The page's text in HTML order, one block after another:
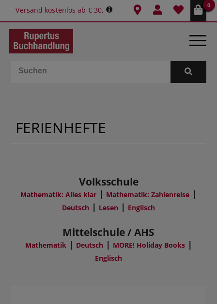
Versand kostenlos ab € 30,-
0
BÜCHER
SPIELE
FERIENHEFTE
Volksschule
Mathematik: Alles klar | Mathematik: Zahlenreise |
Deutsch | Lesen | Englisch
Mittelschule / AHS
Mathematik| Deutsch | MORE! Holiday Books|
Englisch